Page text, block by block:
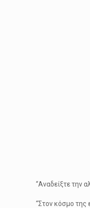
“Αναδείξτε την
“Στον κόσμο της